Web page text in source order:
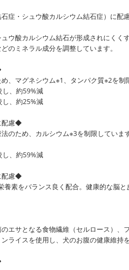
症・シュウ酸カルシウム結石症）に配
ウ酸カルシウム結石が形成されにくく
のミネラル成分を調整しています。
、マグネシウム※1、タンパク質※2を制
、約59%減
、約25%減
配慮◆
のため、カルシウム※3を制限していま
、約59%減
配慮◆
養素をバランス良く配合。健康的な脳
エサとなる食物繊維（セルロース）、
ライスを使用し、犬のお腹の健康維持